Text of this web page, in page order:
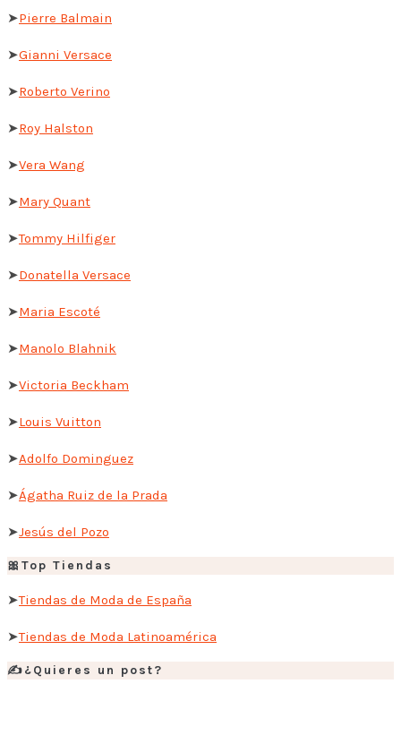
➤Pierre Balmain
➤Gianni Versace
➤Roberto Verino
➤Roy Halston
➤Vera Wang
➤Mary Quant
➤Tommy Hilfiger
➤Donatella Versace
➤Maria Escoté
➤Manolo Blahnik
➤Victoria Beckham
➤Louis Vuitton
➤Adolfo Dominguez
➤Ágatha Ruiz de la Prada
➤Jesús del Pozo
🎀Top Tiendas
➤Tiendas de Moda de España
➤Tiendas de Moda Latinoamérica
✍️¿Quieres un post?